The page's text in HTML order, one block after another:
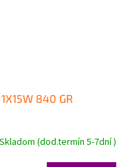
840 GR
Skladom (dod.termín 5-7dní )